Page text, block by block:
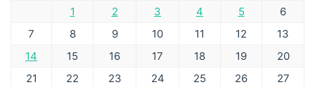
1
2 3 4 5
6
7
8 9 10 11 12
13
14
15 16 17 18 19
20
21
22 23 24 25 26
27